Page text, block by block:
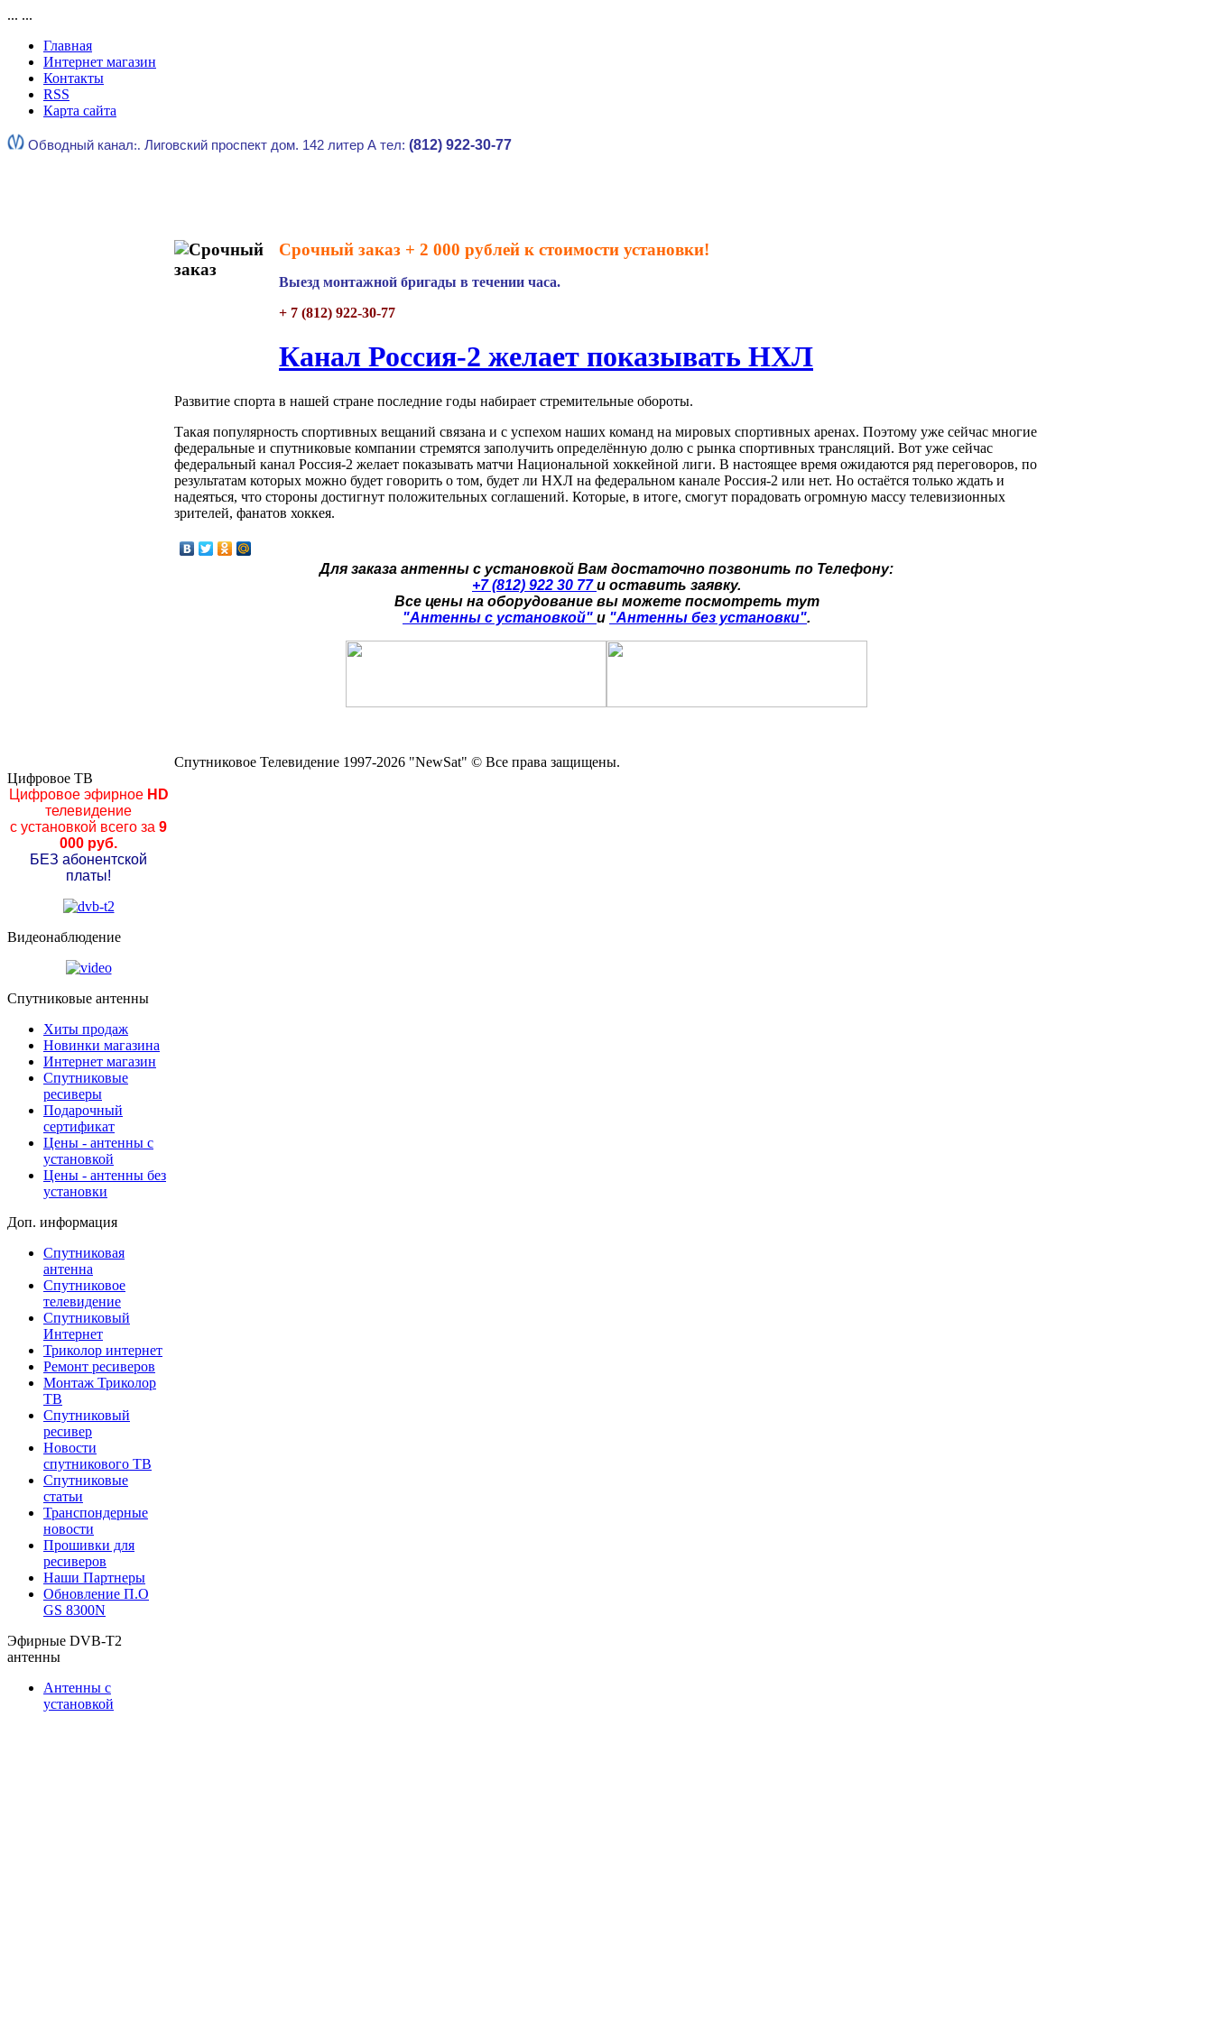
... ...
Главная
Интернет магазин
Контакты
RSS
Карта сайта
Обводный канал:. Лиговский проспект дом. 142 литер А тел: (812) 922-30-77
Срочный заказ + 2 000 рублей к стоимости установки!
Выезд монтажной бригады в течении часа.
+ 7 (812) 922-30-77
Канал Россия-2 желает показывать НХЛ
Развитие спорта в нашей стране последние годы набирает стремительные обороты.
Такая популярность спортивных вещаний связана и с успехом наших команд на мировых спортивных аренах. Поэтому уже сейчас многие
федеральные и спутниковые компании стремятся заполучить определённую долю с рынка спортивных трансляций. Вот уже сейчас
федеральный канал Россия-2 желает показывать матчи Национальной хоккейной лиги. В настоящее время ожидаются ряд переговоров, по
результатам которых можно будет говорить о том, будет ли НХЛ на федеральном канале Россия-2 или нет. Но остаётся только ждать и
надеяться, что стороны достигнут положительных соглашений. Которые, в итоге, смогут порадовать огромную массу телевизионных
зрителей, фанатов хоккея.
Для заказа антенны с установкой Вам достаточно позвонить по Телефону:
+7 (812) 922 30 77 и оставить заявку.
Все цены на оборудование вы можете посмотреть тут
"Антенны с установкой" и "Антенны без установки".
Спутниковое Телевидение 1997-2026 "NewSat" © Все права защищены.
Цифровое ТВ
Цифровое эфирноеHD
телевидение
с установкой всего за 9
000 руб.
БЕЗ абонентской
платы!
Видеонаблюдение
Спутниковые антенны
Хиты продаж
Новинки магазина
Интернет магазин
Спутниковые
ресиверы
Подарочный
сертификат
Цены - антенны с
установкой
Цены - антенны без
установки
Доп. информация
Спутниковая
антенна
Спутниковое
телевидение
Спутниковый
Интернет
Триколор интернет
Ремонт ресиверов
Монтаж Триколор
ТВ
Спутниковый
ресивер
Новости
спутникового ТВ
Спутниковые
статьи
Транспондерные
новости
Прошивки для
ресиверов
Наши Партнеры
Обновление П.О
GS 8300N
Эфирные DVB-T2
антенны
Антенны с
установкой